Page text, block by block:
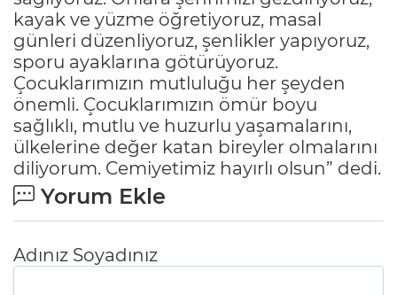
kayak ve yüzme öğretiyoruz, masal
günleri düzenliyoruz, şenlikler yapıyoruz,
sporu ayaklarına götürüyoruz.
Çocuklarımızın mutluluğu her şeyden
önemli. Çocuklarımızın ömür boyu
sağlıklı, mutlu ve huzurlu yaşamalarını,
ülkelerine değer katan bireyler olmalarını
diliyorum. Cemiyetimiz hayırlı olsun” dedi.
Yorum Ekle
Adınız Soyadınız